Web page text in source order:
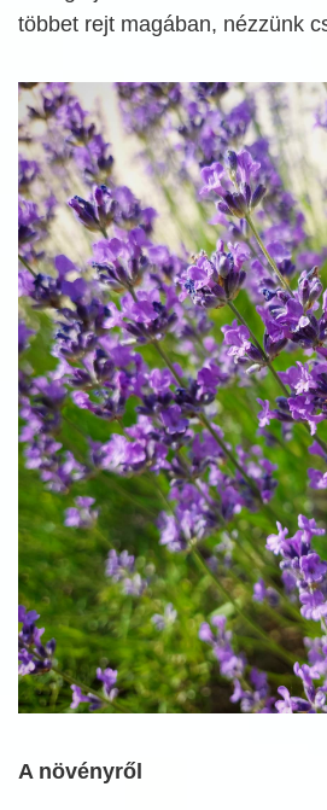
többet rejt magában, nézzünk
A növényről